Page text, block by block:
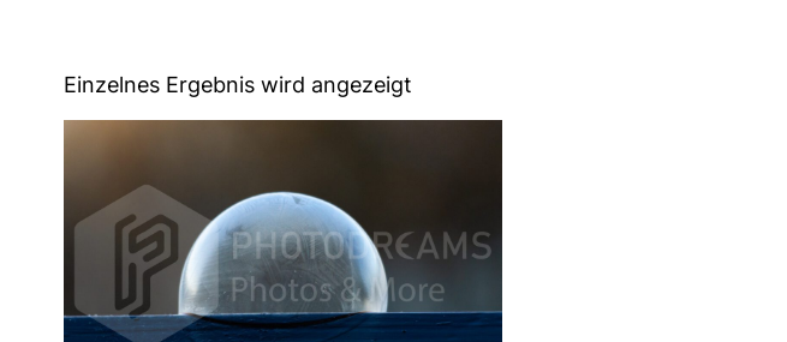
Einzelnes Ergebnis wird angezeigt